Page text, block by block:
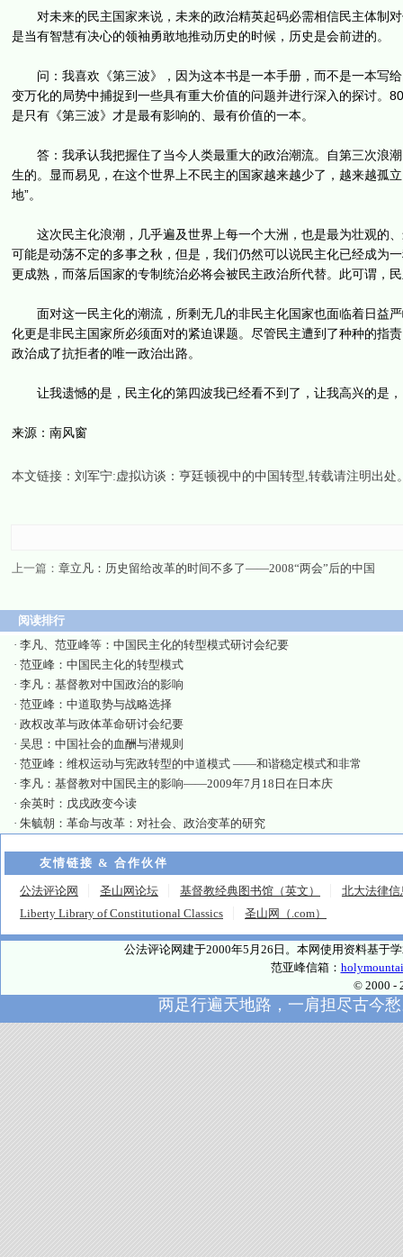
对未来的民主国家来说，未来的政治精英起码必需相信民主体制
是当有智慧有决心的领袖勇敢地推动历史的时候，历史是会前进的。
问：我喜欢《第三波》，因为这本书是一本手册，而不是一本写
变万化的局势中捕捉到一些具有重大价值的问题并进行深入的探讨。
是只有《第三波》才是最有影响的、最有价值的一本。
答：我承认我把握住了当今人类最重大的政治潮流。自第三次浪
生的。显而易见，在这个世界上不民主的国家越来越少了，越来越孤
地”。
这次民主化浪潮，几乎遍及世界上每一个大洲，也是最为壮观的
可能是动荡不定的多事之秋，但是，我们仍然可以说民主化已经成为
更成熟，而落后国家的专制统治必将会被民主政治所代替。此可谓，
面对这一民主化的潮流，所剩无几的非民主化国家也面临着日益
化更是非民主国家所必须面对的紧迫课题。尽管民主遭到了种种的指
政治成了抗拒者的唯一政治出路。
让我遗憾的是，民主化的第四波我已经看不到了，让我高兴
来源：南风窗
本文链接： 刘军宁:虚拟访谈：亨廷顿视中的中国转型,转载请注明出处
上一篇： 章立凡：历史留给改革的时间不多了——2008“两会”后的中国
阅读排行
· 李凡、范亚峰等：中国民主化的转型模式研讨会纪要
· 范亚峰：中国民主化的转型模式
· 李凡：基督教对中国政治的影响
· 范亚峰：中道取势与战略选择
· 政权改革与政体革命研讨会纪要
· 吴思：中国社会的血酬与潜规则
· 范亚峰：维权运动与宪政转型的中道模式 ——和谐稳定模式和非常
· 李凡：基督教对中国民主的影响——2009年7月18日在日本庆
· 余英时：戊戌政变今读
· 朱毓朝：革命与改革：对社会、政治变革的研究
友情链接 & 合作伙伴
公法评论网 圣山网论坛 基督教经典图书馆（英文）
北大法律信
Liberty Library of Constitutional Classics
圣山网（.com）
公法评论网建于2000年5月26日。本网使用资料基于
范亚峰信箱：
© 2000 -
两足行遍天地路，一肩担尽古今